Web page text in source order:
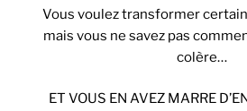
Vous voulez transformer
mais vous ne savez pas
colère…
ET VOUS EN AVEZ MARRE